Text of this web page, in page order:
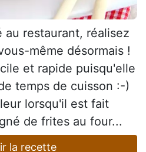
au restaurant, réalisez
même désormais !
et rapide puisqu'elle
temps de cuisson :-)
lorsqu'il est fait
de frites au four...
la recette